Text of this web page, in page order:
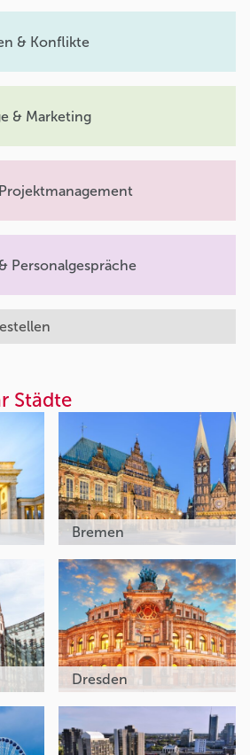
& Konflikte
& Marketing
Personalgespräche
Städte
Bremen
Dresden